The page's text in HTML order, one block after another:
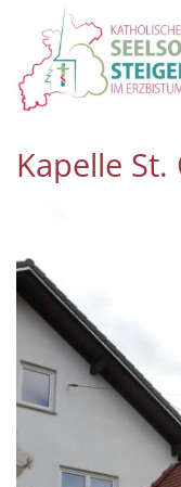
Zum Inhalt springen
Kapelle